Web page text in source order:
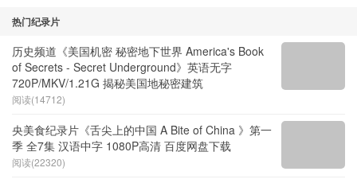
热门纪录片
历史频道《美国机密 秘密地下世界 America's Book
of Secrets - Secret Underground》英语无字
720P/MKV/1.21G 揭秘美国地秘密建筑
阅读(14712)
央美食纪录片《舌尖上的中国 A Bite of China 》第一
季 全7集 汉语中字 1080P高清 百度网盘下载
阅读(22320)